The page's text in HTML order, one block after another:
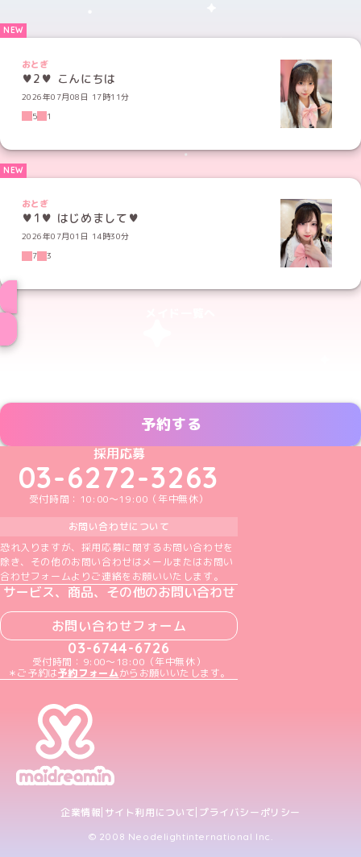
おとぎ
♥2♥ こんにちは
2026年07月08日 17時11分
5
1
おとぎ
♥1♥ はじめまして♥
2026年07月01日 14時30分
7
3
予約する
めいどりーみんTikTok公式アカウント
めいどりーみんX公式アカウント
めいどりーみんInstagram公式アカウント
めいどりーみんFacebook公式アカウン
めいどりーみんYouTube公式アカ
採用応募
03-6272-3263
受付時間：10:00～19:00（年中無休）
お問い合わせについて
恐れ入りますが、採用応募に関するお問い合わせを
除き、その他のお問い合わせはメールまたはお問い
合わせフォームよりご連絡をお願いいたします。
サービス、商品、その他のお問い合わせ
お問い合わせフォーム
03-6744-6726
受付時間：9:00～18:00（年中無休）
＊ご予約は予約フォームからお願いいたします。
企業情報 サイト利用について プライバシーポリシー
© 2008 Neodelightinternational Inc.